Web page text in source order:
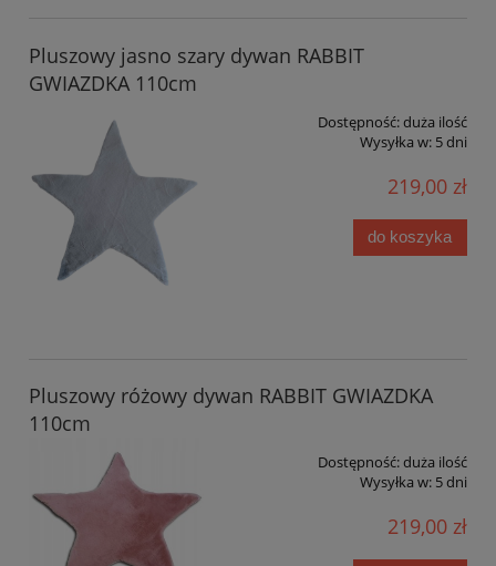
Pluszowy jasno szary dywan RABBIT
GWIAZDKA 110cm
Dostępność:duża ilość
Wysyłka w: 5 dni
219,00 zł
do koszyka
Pluszowy różowy dywan RABBIT GWIAZDKA
110cm
Dostępność:duża ilość
Wysyłka w: 5 dni
219,00 zł